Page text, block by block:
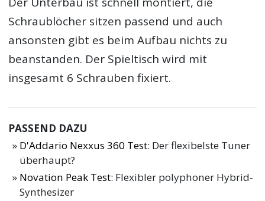
Schraublöcher sitzen passend und auch
ansonsten gibt es beim Aufbau nichts zu
beanstanden. Der Spieltisch wird mit
insgesamt 6 Schrauben fixiert.
PASSEND DAZU
D'Addario Nexxus 360 Test: Der flexibelste Tuner
überhaupt?
Novation Peak Test: Flexibler polyphoner Hybrid-
Synthesizer